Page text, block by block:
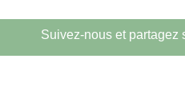
Suivez-nous et partagez